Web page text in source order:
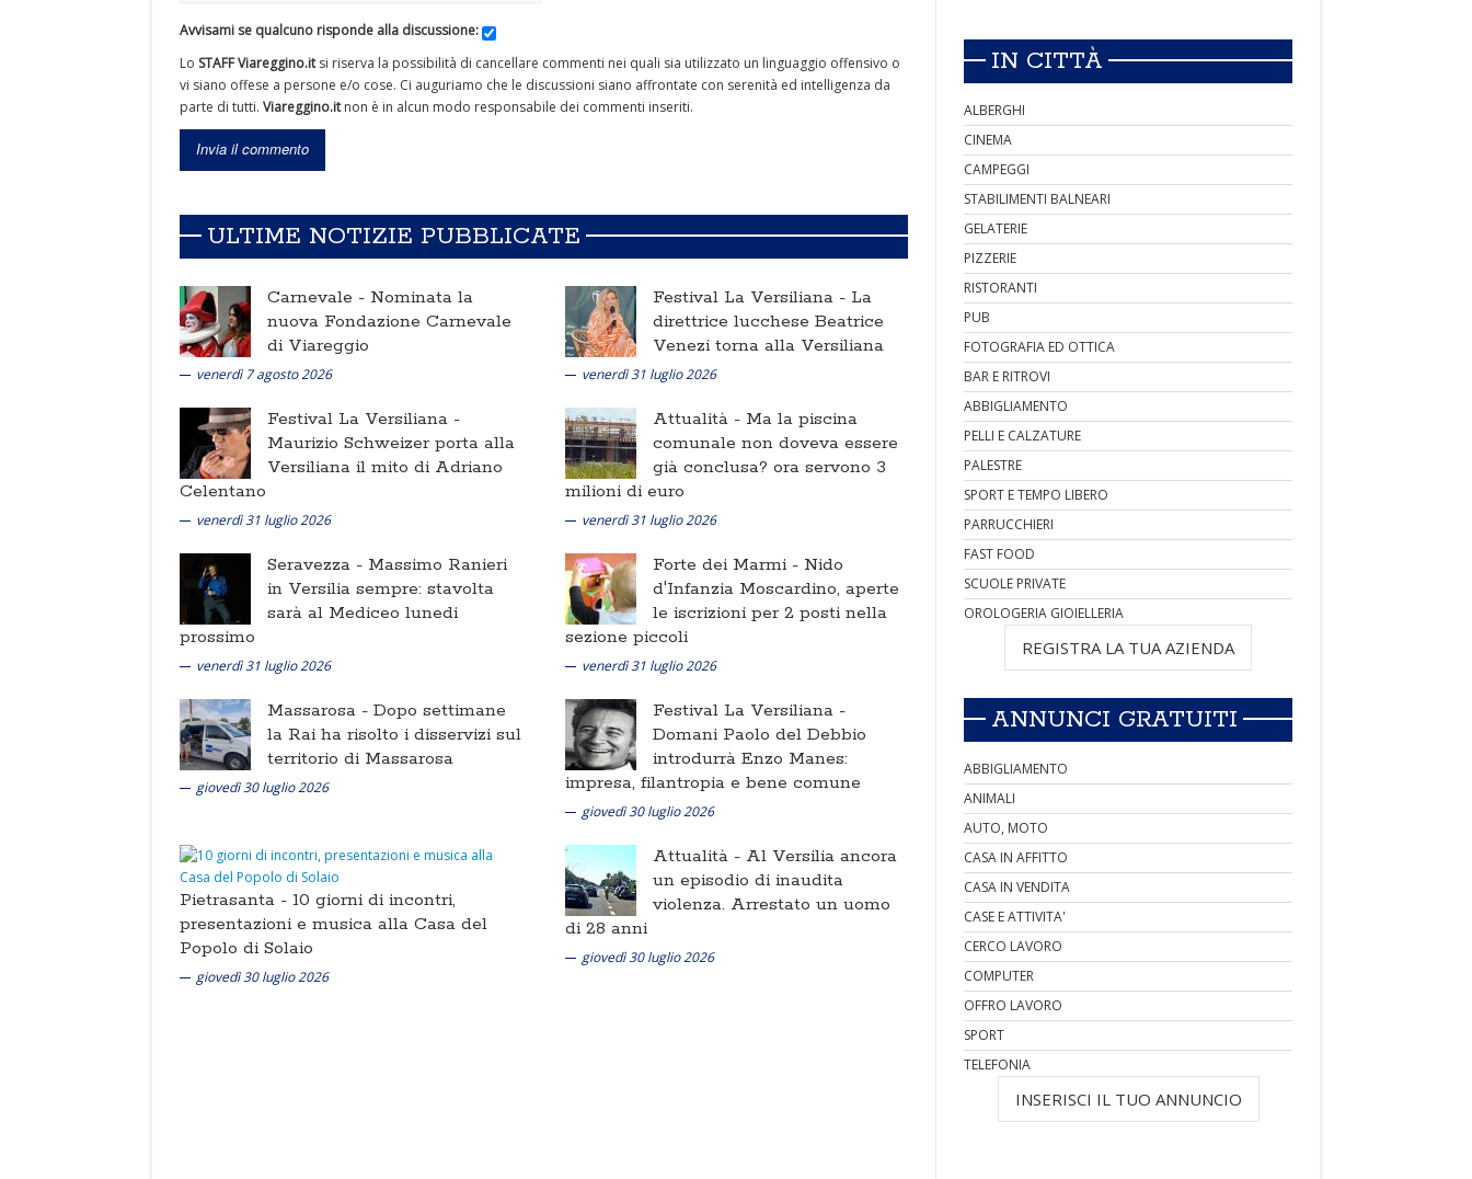
Avvisami se qualcuno risponde alla discussione:
Lo STAFF Viareggino.itsi riserva la possibilità di cancellare commenti nei quali sia utilizzato un linguaggio offensivo o
vi siano offese a persone e/o cose. Ci auguriamo che le discussioni siano affrontate con serenità ed intelligenza da
parte di tutti. Viareggino.itnon è in alcun modo responsabile dei commenti inseriti.
ULTIME NOTIZIE PUBBLICATE
Carnevale - Nominata la
nuova Fondazione Carnevale
di Viareggio
venerdì 7 agosto 2026
Festival La Versiliana - La
direttrice lucchese Beatrice
Venezi torna alla Versiliana
venerdì 31 luglio 2026
Festival La Versiliana -
Maurizio Schweizer porta alla
Versiliana il mito di Adriano
Celentano
venerdì 31 luglio 2026
Attualità - Ma la piscina
comunale non doveva essere
già conclusa? ora servono 3
milioni di euro
venerdì 31 luglio 2026
Seravezza - Massimo Ranieri
in Versilia sempre: stavolta
sarà al Mediceo lunedi
prossimo
venerdì 31 luglio 2026
Forte dei Marmi - Nido
d'Infanzia Moscardino, aperte
le iscrizioni per 2 posti nella
sezione piccoli
venerdì 31 luglio 2026
Massarosa - Dopo settimane
la Rai ha risolto i disservizi sul
territorio di Massarosa
giovedì 30 luglio 2026
Festival La Versiliana -
Domani Paolo del Debbio
introdurrà Enzo Manes:
impresa, filantropia e bene comune
giovedì 30 luglio 2026
Pietrasanta - 10 giorni di incontri,
presentazioni e musica alla Casa del
Popolo di Solaio
giovedì 30 luglio 2026
Attualità - Al Versilia ancora
un episodio di inaudita
violenza. Arrestato un uomo
di 28 anni
giovedì 30 luglio 2026
IN CITTÀ
ALBERGHI
CINEMA
CAMPEGGI
STABILIMENTI BALNEARI
GELATERIE
PIZZERIE
RISTORANTI
PUB
FOTOGRAFIA ED OTTICA
BAR E RITROVI
ABBIGLIAMENTO
PELLI E CALZATURE
PALESTRE
SPORT E TEMPO LIBERO
PARRUCCHIERI
FAST FOOD
SCUOLE PRIVATE
OROLOGERIA GIOIELLERIA
REGISTRA LA TUA AZIENDA
ANNUNCI GRATUITI
ABBIGLIAMENTO
ANIMALI
AUTO, MOTO
CASA IN AFFITTO
CASA IN VENDITA
CASE E ATTIVITA'
CERCO LAVORO
COMPUTER
OFFRO LAVORO
SPORT
TELEFONIA
INSERISCI IL TUO ANNUNCIO